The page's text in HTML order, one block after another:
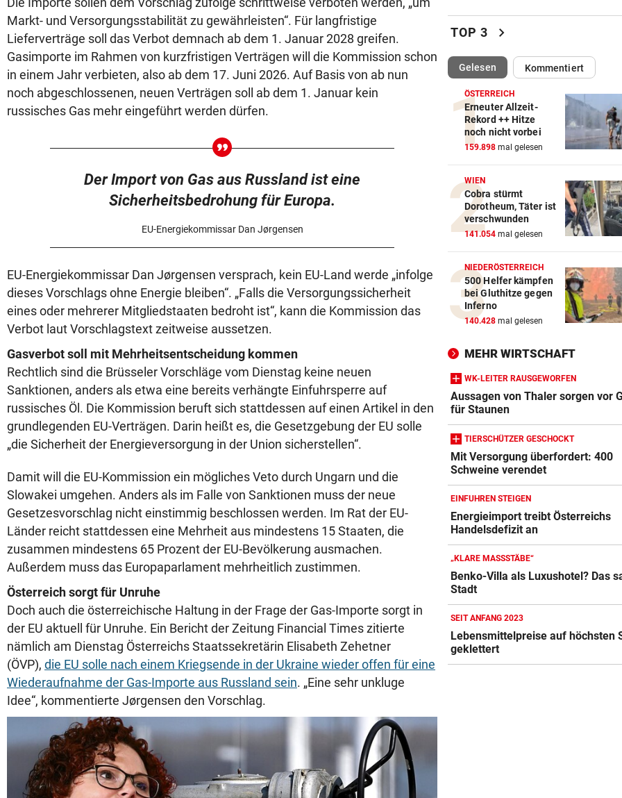
Markt- und Versorgungsstabilität zu gewährleisten“. Für langfristige
Lieferverträge soll das Verbot demnach ab dem 1. Januar 2028 greifen.
Gasimporte im Rahmen von kurzfristigen Verträgen will die Kommission schon
in einem Jahr verbieten, also ab dem 17. Juni 2026. Auf Basis von ab nun
noch abgeschlossenen, neuen Verträgen soll ab dem 1. Januar kein
russisches Gas mehr eingeführt werden dürfen.
Der Import von Gas aus Russland ist eine
Sicherheitsbedrohung für Europa.
EU-Energiekommissar Dan Jørgensen
EU-Energiekommissar Dan Jørgensen versprach, kein EU-Land werde „infolge
dieses Vorschlags ohne Energie bleiben“. „Falls die Versorgungssicherheit
eines oder mehrerer Mitgliedstaaten bedroht ist“, kann die Kommission das
Verbot laut Vorschlagstext zeitweise aussetzen.
Gasverbot soll mit Mehrheitsentscheidung kommen
Rechtlich sind die Brüsseler Vorschläge vom Dienstag keine neuen
Sanktionen, anders als etwa eine bereits verhängte Einfuhrsperre auf
russisches Öl. Die Kommission beruft sich stattdessen auf einen Artikel in den
grundlegenden EU-Verträgen. Darin heißt es, die Gesetzgebung der EU solle
„die Sicherheit der Energieversorgung in der Union sicherstellen“.
Damit will die EU-Kommission ein mögliches Veto durch Ungarn und die
Slowakei umgehen. Anders als im Falle von Sanktionen muss der neue
Gesetzesvorschlag nicht einstimmig beschlossen werden. Im Rat der EU-
Länder reicht stattdessen eine Mehrheit aus mindestens 15 Staaten, die
zusammen mindestens 65 Prozent der EU-Bevölkerung ausmachen.
Außerdem muss das Europaparlament mehrheitlich zustimmen.
Österreich sorgt für Unruhe
Doch auch die österreichische Haltung in der Frage der Gas-Importe sorgt in
der EU aktuell für Unruhe. Ein Bericht der Zeitung Financial Times zitierte
nämlich am Dienstag Österreichs Staatssekretärin Elisabeth Zehetner
(ÖVP), die EU solle nach einem Kriegsende in der Ukraine wieder offen für eine
Wiederaufnahme der Gas-Importe aus Russland sein. „Eine sehr unkluge
Idee“, kommentierte Jørgensen den Vorschlag.
Luxus am Meer! Sabalenka
gewährt private Einblicke
„IHR SEID DER HAMMER!“
Feuerwehr befreite Kalb aus
misslicher Lage
FUSSBALL-FANS FEIERN vor
Hochgefühle dank
LIEFERING VERLIERT vor
Enttäuschende Zweitliga-
Rückkehr nach Grödig
2. LIGA – 2. RUNDE vor
Fehlstart komplett! Nächste
für St. Pölten
WANDERER AUSGEFLOGEN vor
Dramatik im Valser Tal
IN GREENSBORO
Straka verpasst bei PGA-
den Cut vorzeitig
SCHRIEB WM-GESCHICHTE
Bayern kassiert Millionen –
TOP 3 chevron_right
Gelesen(ausgewählt)Kommentiert
ÖSTERREICH
Erneuter Allzeit-
Rekord ++ Hitze
noch nicht vorbei
159.898 mal gelesen
WIEN
Cobra stürmt
Dorotheum, Täter ist
verschwunden
141.054 mal gelesen
NIEDERÖSTERREICH
500 Helfer kämpfen
bei Gluthitze gegen
Inferno
140.428 mal gelesen
MEHR WIRTSCHAFT
WK-LEITER RAUSGEWORFEN
Aussagen von Thaler sorgen vor
für Staunen
TIERSCHÜTZER GESCHOCKT
Mit Versorgung überfordert: 400
Schweine verendet
EINFUHREN STEIGEN
Energieimport treibt Österreichs
Handelsdefizit an
„KLARE MASSSTÄBE“
Benko-Villa als Luxushotel? Das
Stadt
SEIT ANFANG 2023
Lebensmittelpreise auf höchsten
geklettert